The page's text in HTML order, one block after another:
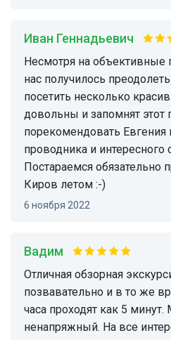
Иван Геннадьевич
Несмотря на объективные погодные сложности у
нас получилось
посетить несколько
довольны и запомнят
порекомендовать Евгения
проводника и интересного
Постараемся обязательно
Киров летом :-)
6 ноября 2022
Вадим
Отличная обзорная экскурсия. Очень
позвавательно и в то же
часа проходят как 5
ненапряжный. На все